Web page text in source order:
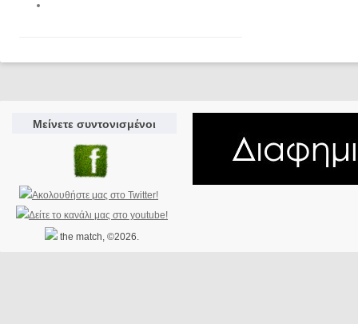
Μείνετε συντονισμένοι
the match, ©2026.